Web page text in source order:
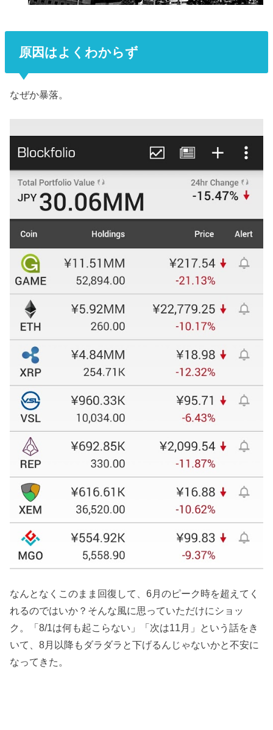
原因はよくわからず
なぜか暴落。
なんとなくこのまま回復して、6月のピーク時を超えてく
れるのではいか？そんな風に思っていただけにショッ
ク。「8/1は何も起こらない」「次は11月」という話をき
いて、8月以降もダラダラと下げるんじゃないかと不安に
なってきた。